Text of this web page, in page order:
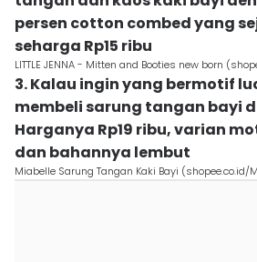
persen cotton combed yang
seharga Rp15 ribu
LITTLE JENNA - Mitten and Booties new born
3. Kalau ingin yang bermotif
membeli sarung tangan bayi
Harganya Rp19 ribu, varian
dan bahannya lembut
Miabelle Sarung Tangan Kaki Bayi (shopee.co.id/